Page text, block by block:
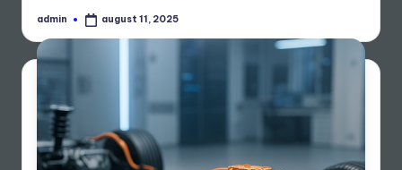
Posted
admin august 11, 2025